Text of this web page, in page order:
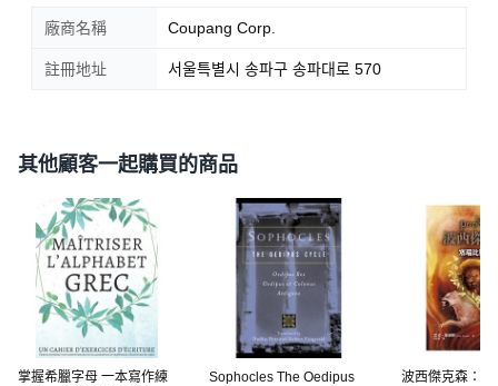
廠商名稱 Coupang Corp.
註冊地址 서울특별시 송파구 송파대로 570
其他顧客一起購買的商品
掌握希臘字母 一本寫作練
Sophocles The Oedipus
波西傑克森：塞